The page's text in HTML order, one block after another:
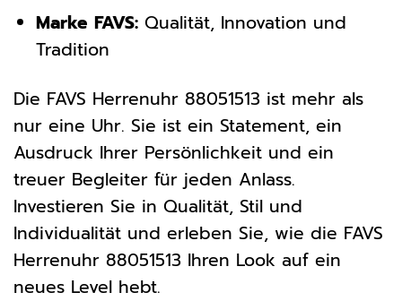
Marke FAVS:Qualität, Innovation und
Tradition
Die FAVS Herrenuhr 88051513 ist mehr als
nur eine Uhr. Sie ist ein Statement, ein
Ausdruck Ihrer Persönlichkeit und ein
treuer Begleiter für jeden Anlass.
Investieren Sie in Qualität, Stil und
Individualität und erleben Sie, wie die FAVS
Herrenuhr 88051513 Ihren Look auf ein
neues Level hebt.